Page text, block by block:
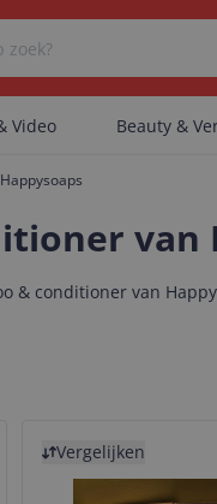
Er zijn geen
Video Beauty &
Happysoaps
van
& conditioner van
Vergelijken